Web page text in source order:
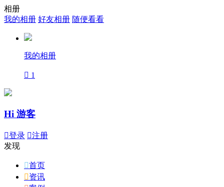
相册
我的相册 好友相册 随便看看
我的相册
 1
Hi 游客
登录 注册
发现
首页
资讯